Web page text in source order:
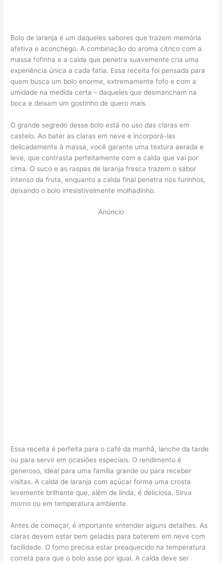
Bolo de laranja é um daqueles sabores que trazem memória
afetiva e aconchego. A combinação do aroma cítrico com a
massa fofinha e a calda que penetra suavemente cria uma
experiência única a cada fatia. Essa receita foi pensada para
quem busca um bolo enorme, extremamente fofo e com a
umidade na medida certa – daqueles que desmancham na
boca e deixam um gostinho de quero mais.
O grande segredo desse bolo está no uso das claras em
castelo. Ao bater as claras em neve e incorporá-las
delicadamente à massa, você garante uma textura aerada e
leve, que contrasta perfeitamente com a calda que vai por
cima. O suco e as raspas de laranja fresca trazem o sabor
intenso da fruta, enquanto a calda final penetra nos furinhos,
deixando o bolo irresistivelmente molhadinho.
Anúncio
Essa receita é perfeita para o café da manhã, lanche da tarde
ou para servir em ocasiões especiais. O rendimento é
generoso, ideal para uma família grande ou para receber
visitas. A calda de laranja com açúcar forma uma crosta
levemente brilhante que, além de linda, é deliciosa. Sirva
morno ou em temperatura ambiente.
Antes de começar, é importante entender alguns detalhes. As
claras devem estar bem geladas para baterem em neve com
facilidade. O forno precisa estar preaquecido na temperatura
correta para que o bolo asse por igual. A calda deve ser